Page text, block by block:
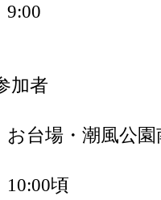
加者
台場・潮風公園
頃